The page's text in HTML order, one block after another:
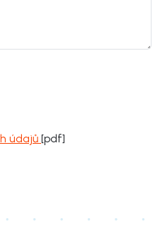
údajů [pdf]